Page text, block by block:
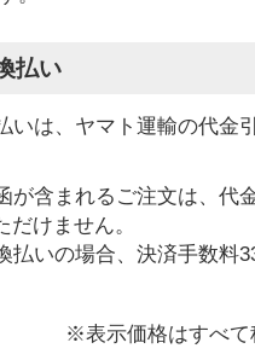
払い
いは、ヤマト運輸の代金
が含まれるご注文は、代
だけません。
払いの場合、決済手数料
※表示価格はすべて